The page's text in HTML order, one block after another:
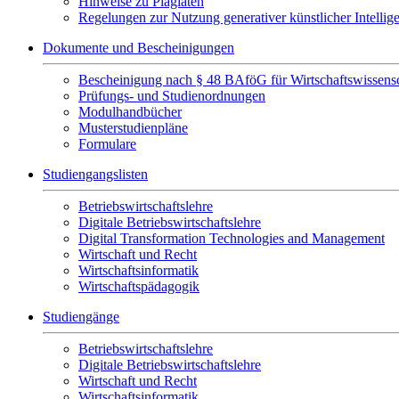
Regelungen zur Nutzung generativer künstlicher
Dokumente und Bescheinigungen
Bescheinigung nach § 48 BAföG für
Prüfungs- und Studienordnungen
Modulhandbücher
Musterstudienpläne
Formulare
Studiengangslisten
Betriebswirtschaftslehre
Digitale Betriebswirtschaftslehre
Digital Transformation Technologies and Management
Wirtschaft und Recht
Wirtschaftsinformatik
Wirtschaftspädagogik
Studiengänge
Betriebswirtschaftslehre
Digitale Betriebswirtschaftslehre
Wirtschaft und Recht